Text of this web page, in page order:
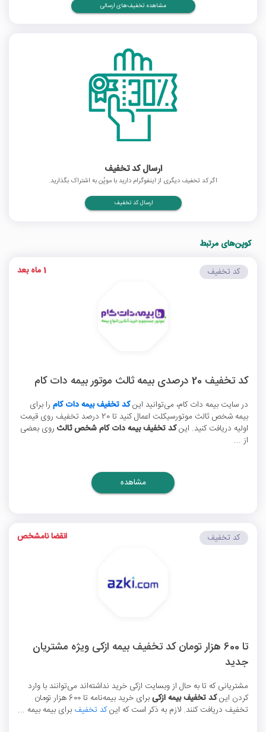
مشاهده تخفیف‌های ارسالی
ارسال کد تخفیف
اگر کد تخفیف دیگری از اینفوگرام دارید با موپُن به اشتراک بگذارید.
ارسال کد تخفیف
کوپن‌های مرتبط
کد تخفیف 20 درصدی بیمه ثالث موتور بیمه دات کام
در سایت بیمه دات کام، می‌توانید اینکد تخفیف بیمه دات کام را برای
بیمه شخص ثالث موتورسیکلت اعمال کنید تا 20 درصد تخفیف روی قیمت
اولیه دریافت کنید. اینکد تخفیف بیمه دات کام شخص ثالث روی بعضی
از ...
کد تخفیف 1 ماه بعد
مشاهده
تا 600 هزار تومان کد تخفیف بیمه ازکی ویژه مشتریان
جدید
مشتریانی که تا به حال از وبسایت ازکی خرید نداشته‌اند می‌توانند با وارد
کردن اینکد تخفیف بیمه ازکی
برای خرید بیمه‌نامه تا 600 هزار تومان
تخفیف دریافت کنند. لازم به ذکر است که اینکد تخفیف برای بیمه بیمه ...
کد تخفیف انقضا نامشخص